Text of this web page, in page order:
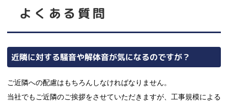
よくある質問
近隣に対する騒音や解体音が気になるのですが？
ご近隣への配慮はもちろんしなければなりません。
当社でもご近隣のご挨拶をさせていただきますが、工事規模による